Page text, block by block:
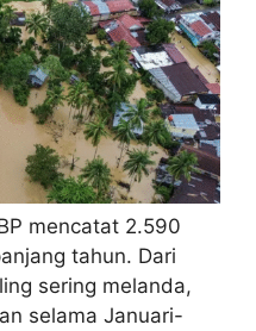
mencatat 2.590
tahun. Dari
sering melanda,
selama Januari-